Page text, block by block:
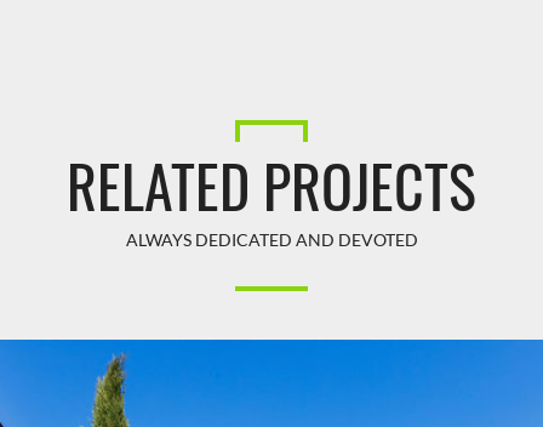
RELATED PROJECTS
ALWAYS DEDICATED AND DEVOTED